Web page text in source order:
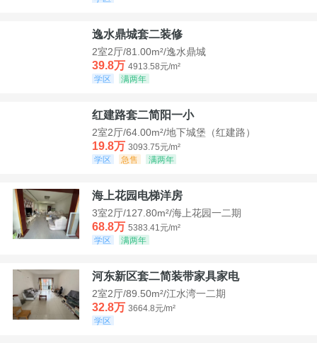
逸水鼎城套二装修
2室2厅/81.00m²/逸水鼎城
39.8万 4913.58元/m²
学区
满两年
红建路套二简阳一小
2室2厅/64.00m²/地下城堡（红建路）
19.8万 3093.75元/m²
学区
急售 满两年
海上花园电梯洋房
3室2厅/127.80m²/海上花园一二期
68.8万 5383.41元/m²
学区
满两年
河东新区套二简装带家具家电
2室2厅/89.50m²/江水湾一二期
32.8万 3664.8元/m²
学区